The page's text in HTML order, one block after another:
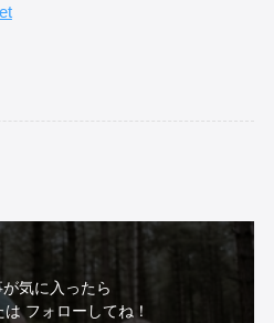
気に入ったら
フォローしてね！